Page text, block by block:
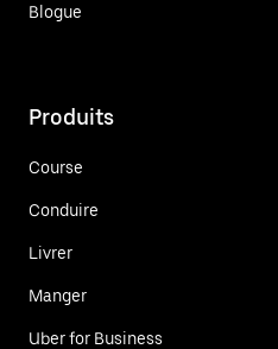
Blogue
Produits
Course
Conduire
Livrer
Manger
Uber for Business